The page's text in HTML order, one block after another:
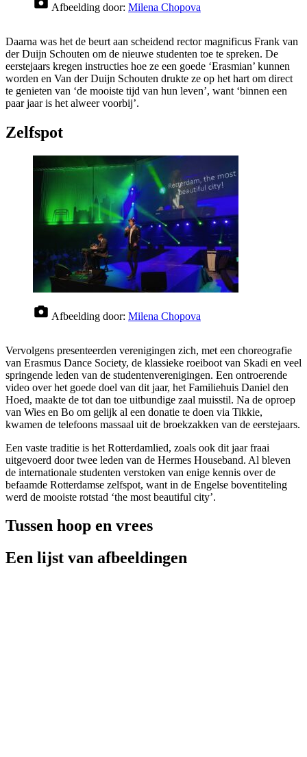
Afbeelding door: Milena Chopova
Daarna was het de beurt aan scheidend rector magnificus Frank van
der Duijn Schouten om de nieuwe studenten toe te spreken. De
eerstejaars kregen instructies hoe ze een goede ‘Erasmian’ kunnen
worden en Van der Duijn Schouten drukte ze op het hart om direct
te genieten van ‘de mooiste tijd van hun leven’, want ‘binnen een
paar jaar is het alweer voorbij’.
Zelfspot
Afbeelding door: Milena Chopova
Vervolgens presenteerden verenigingen zich, met een choreografie
van Erasmus Dance Society, de klassieke roeiboot van Skadi en veel
springende leden van de studentenverenigingen. Een ontroerende
video over het goede doel van dit jaar, het Familiehuis Daniel den
Hoed, maakte de tot dan toe uitbundige zaal muisstil. Na de oproep
van Wies en Bo om gelijk al een donatie te doen via Tikkie,
kwamen de telefoons massaal uit de broekzakken van de eerstejaars.
Een vaste traditie is het Rotterdamlied, zoals ook dit jaar fraai
uitgevoerd door twee leden van de Hermes Houseband. Al bleven
de internationale studenten verstoken van enige kennis over de
befaamde Rotterdamse zelfspot, want in de Engelse boventiteling
werd de mooiste rotstad ‘the most beautiful city’.
Tussen hoop en vrees
Een lijst van afbeeldingen